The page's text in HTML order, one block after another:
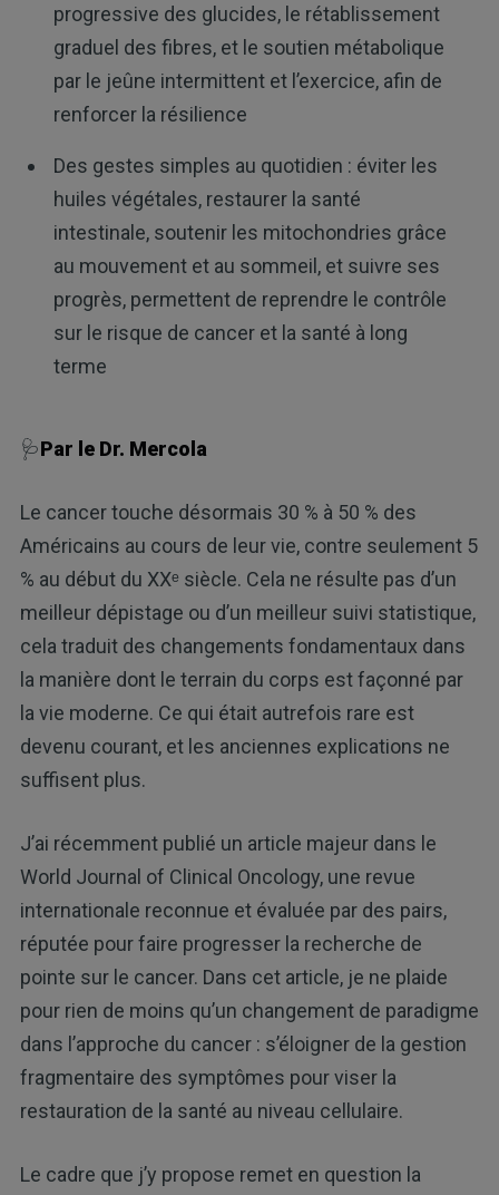
progressive des glucides, le rétablissement
graduel des fibres, et le soutien métabolique
par le jeûne intermittent et l’exercice, afin de
renforcer la résilience
Des gestes simples au quotidien : éviter les
huiles végétales, restaurer la santé
intestinale, soutenir les mitochondries grâce
au mouvement et au sommeil, et suivre ses
progrès, permettent de reprendre le contrôle
sur le risque de cancer et la santé à long
terme
🩺Par le Dr. Mercola
Le cancer touche désormais 30 % à 50 % des
Américains au cours de leur vie, contre seulement 5
% au début du XXᵉ siècle. Cela ne résulte pas d’un
meilleur dépistage ou d’un meilleur suivi statistique,
cela traduit des changements fondamentaux dans
la manière dont le terrain du corps est façonné par
la vie moderne. Ce qui était autrefois rare est
devenu courant, et les anciennes explications ne
suffisent plus.
J’ai récemment publié un article majeur dans le
World Journal of Clinical Oncology, une revue
internationale reconnue et évaluée par des pairs,
réputée pour faire progresser la recherche de
pointe sur le cancer. Dans cet article, je ne plaide
pour rien de moins qu’un changement de paradigme
dans l’approche du cancer : s’éloigner de la gestion
fragmentaire des symptômes pour viser la
restauration de la santé au niveau cellulaire.
Le cadre que j’y propose remet en question la